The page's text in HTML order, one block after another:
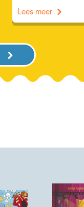
Lees meer